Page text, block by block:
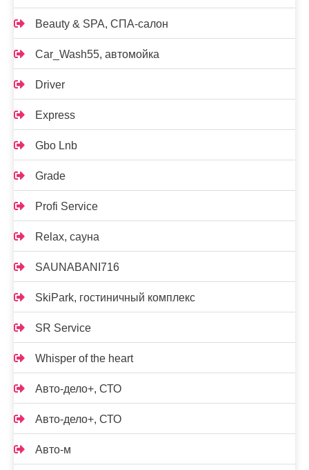
Beauty & SPA, СПА-салон
Car_Wash55, автомойка
Driver
Express
Gbo Lnb
Grade
Profi Service
Relax, сауна
SAUNABANI716
SkiPark, гостиничный комплекс
SR Service
Whisper of the heart
Авто-дело+, СТО
Авто-дело+, СТО
Авто-м